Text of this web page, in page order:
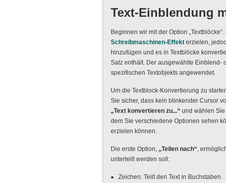
Text-Einblendung
Beginnen wir mit der Option
Schreibmaschinen-Effekt erzielen,
hinzufügen und es in Textblöcke
Satz enthält. Der ausgewählte Einblend-
spezifischen Textobjekts angewendet.
Um die Textblock-Konvertierung zu
Sie sicher, dass kein blinkender Cursor
„Text konvertieren zu...“ und wählen Sie
dem Sie verschiedene Optionen sehen
erzielen können.
Die erste Option, „Teilen nach“,
unterteilt werden soll:
Zeichen: Teilt den Text in Buchstaben.